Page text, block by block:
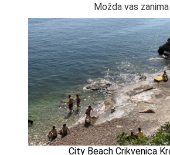
Možda vas zanima
City Beach Crikvenica